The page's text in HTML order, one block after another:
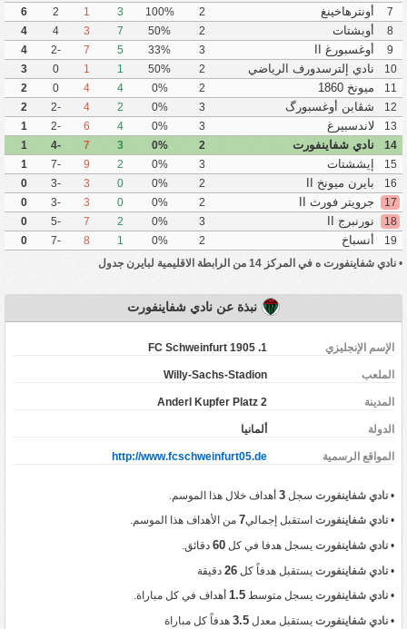
7
أونترهاخينغ 2
100%
3
1
2
6
8
أوبشتات 2
50%
7
3
4
4
9
أوغسبورغ II 3
33%
5
7
-2
4
10
نادي إلترسدورف الرياضي 2
50%
1
1
0
3
11
ميونخ 1860 2
0%
4
4
0
2
12
شڤابن أوغسبورگ 3
0%
2
4
-2
2
13
لاندسبيرغ 3
0%
4
6
-2
1
14
نادي شفاينفورت 2
0%
3
7
-4
1
15
إيششتات 3
0%
2
9
-7
1
16
بايرن ميونخ II 2
0%
0
3
-3
0
17
جرويتر فورث II 2
0%
0
3
-3
0
18
نورنبرج II 3
0%
2
7
-5
0
19
أنسباخ 2
0%
1
8
-7
0
• نادي شفاينفورت ه في المركز 14 من الرابطة الاقليمية لبايرن جدول
نبذة عن نادي شفاينفورت
الإسم الإنجليزي 1. FC Schweinfurt 1905
الملعب Willy-Sachs-Stadion
المدينة Anderl Kupfer Platz 2
‏الدولة ألمانيا
المواقع الرسمية http://www.fcschweinfurt05.de
• نادي شفاينفورتسجل 3أهداف خلال هذا الموسم.
• نادي شفاينفورتاستقبل إجمالي7من الأهداف هذا الموسم.
• نادي شفاينفورتيسجل هدفا في كل 60دقائق.
• نادي شفاينفورتيستقبل هدفاً كل 26دقيقة
• نادي شفاينفورتيسجل متوسط 1.5 أهداف في كل مباراة.
• نادي شفاينفورتيستقبل معدل 3.5هدفاً كل مباراة